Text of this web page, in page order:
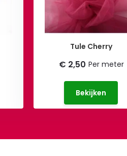
Tule Cherry
€ 2,50 Per meter
Bekijken